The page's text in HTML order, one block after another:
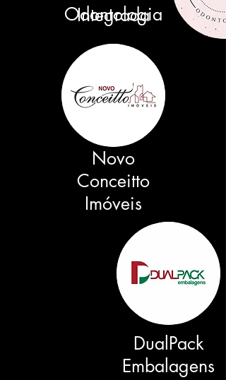
Integrada
Odontologia
Novo
Conceitto
Imóveis
DualPack
Embalagens